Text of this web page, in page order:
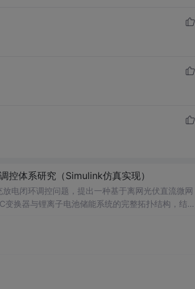
控体系研究（Simulink仿真实现）
电闭环调控问题，提出一种基于离网光伏直流微网
换器与锂离子电池储能系统的完整拓扑结构，结合
母线电压稳定。在Simulink环境中搭建全系统仿真
网支撑下的自主运行能力和电能质量水平。; 适合
优化提供理论支持与仿真验证平台。; 阅读建